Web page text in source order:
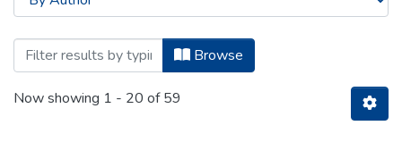
Browsing Titulación - Carrera de
Browse
Now showing 1 - 20 of 59